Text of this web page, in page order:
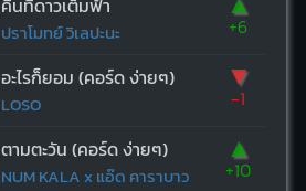
คืนที่ดาวเต็มฟ้า
ปราโมทย์ วิเลปะนะ +6
อะไรก็ยอม (คอร์ด ง่ายๆ)
LOSO
▼
-1
ตามตะวัน (คอร์ด ง่ายๆ)
NUM KALA x แอ๊ด คาราบาว
▲
+10